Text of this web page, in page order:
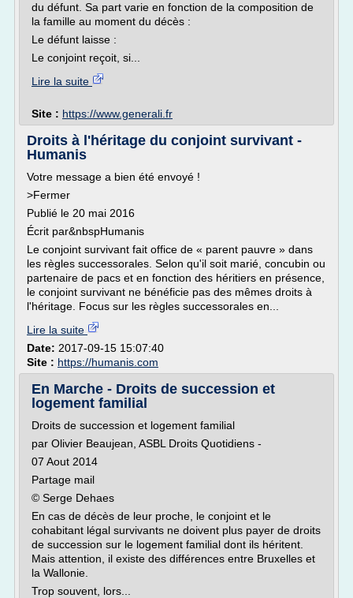
du défunt. Sa part varie en fonction de la composition de
la famille au moment du décès :
Le défunt laisse :
Le conjoint reçoit, si...
Lire la suite
Site : https://www.generali.fr
Droits à l'héritage du conjoint survivant -
Humanis
Votre message a bien été envoyé !
>Fermer
Publié le 20 mai 2016
Écrit par&nbspHumanis
Le conjoint survivant fait office de « parent pauvre » dans
les règles successorales. Selon qu'il soit marié, concubin ou
partenaire de pacs et en fonction des héritiers en présence,
le conjoint survivant ne bénéficie pas des mêmes droits à
l'héritage. Focus sur les règles successorales en...
Lire la suite
Date: 2017-09-15 15:07:40
Site : https://humanis.com
En Marche - Droits de succession et
logement familial
Droits de succession et logement familial
par Olivier Beaujean, ASBL Droits Quotidiens -
07 Aout 2014
Partage mail
© Serge Dehaes
En cas de décès de leur proche, le conjoint et le
cohabitant légal survivants ne doivent plus payer de droits
de succession sur le logement familial dont ils héritent.
Mais attention, il existe des différences entre Bruxelles et
la Wallonie.
Trop souvent, lors...